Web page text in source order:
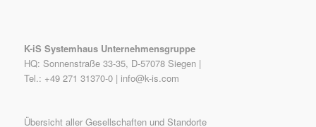
K-iS Systemhaus Unternehmensgruppe
HQ: Sonnenstraße 33-35, D-57078 Siegen |
Tel.: +49 271 31370-0 | info@k-is.com
Übersicht aller Gesellschaften und Standorte